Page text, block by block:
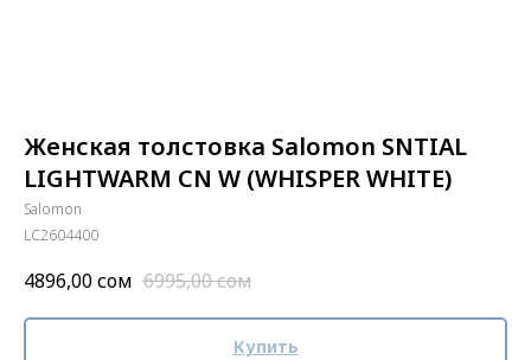
Женская толстовка Salomon SNTIAL
LIGHTWARM CN W (WHISPER WHITE)
Salomon
LC2604400
4896,00сом 6995,00сом
Купить